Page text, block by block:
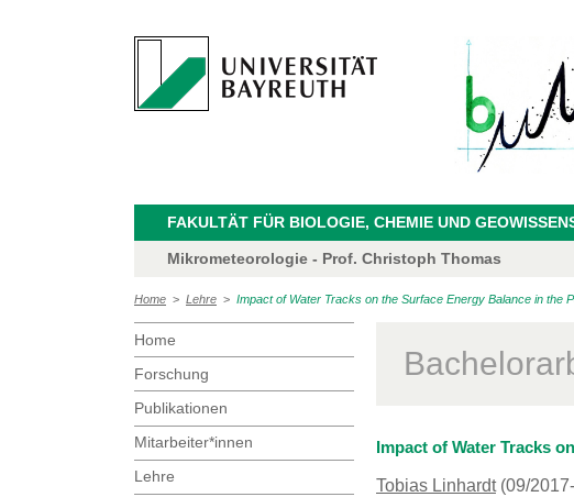
FAKULTÄT FÜR BIOLOGIE, CHEMIE UND
Mikrometeorologie - Prof. Christoph Thomas
Home > Lehre > Impact of Water Tracks on the Surface Energy Balance in the
Home
Forschung
Publikationen
Mitarbeiter*innen
Lehre
Impact of Water Tracks
Tobias Linhardt(09/